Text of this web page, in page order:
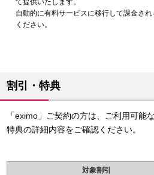
て提供いたします。
自動的に有料サービスに移行して課金さ
ください。
割引・特典
「eximo」ご契約の方は、ご利用可能
特典の詳細内容をご確認ください。
対象割引